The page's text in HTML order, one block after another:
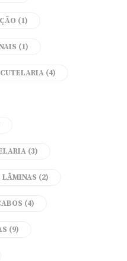
(1)
(1)
(4)
(3)
LÂMINAS (2)
(4)
(9)